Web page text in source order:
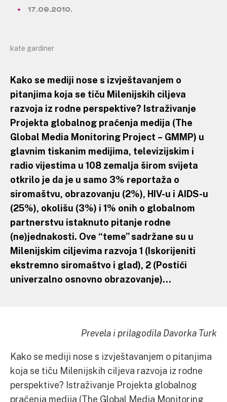
17.09.2010.
Kako se mediji nose s izvještavanjem o
pitanjima koja se tiču Milenijskih ciljeva
razvoja iz rodne perspektive? Istraživanje
Projekta globalnog praćenja medija (The
Global Media Monitoring Project – GMMP) u
glavnim tiskanim medijima, televizijskim i
radio vijestima u 108 zemalja širom svijeta
otkrilo je da je u samo 3% reportaža o
siromaštvu, obrazovanju (2%), HIV-u i AIDS-u
(25%), okolišu (3%) i 1% onih o globalnom
partnerstvu istaknuto pitanje rodne
(ne)jednakosti. Ove “teme” sadržane su u
Milenijskim ciljevima razvoja 1 (Iskorijeniti
ekstremno siromaštvo i glad), 2 (Postići
univerzalno osnovno obrazovanje)…
kate gardiner
Prevela i prilagodila Davorka Turk
Kako se mediji nose s izvještavanjem o pitanjima
koja se tiču Milenijskih ciljeva razvoja iz rodne
perspektive? Istraživanje Projekta globalnog
praćenja medija (The Global Media Monitoring